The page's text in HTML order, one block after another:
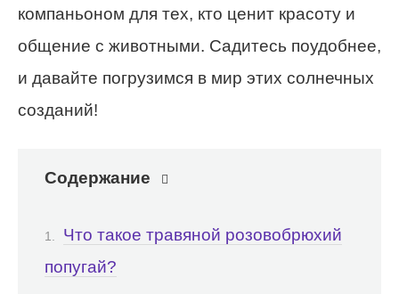
компаньоном для тех, кто ценит красоту и
общение с животными. Садитесь поудобнее,
и давайте погрузимся в мир этих солнечных
созданий!
Содержание
Что такое травяной розовобрюхий
попугай?